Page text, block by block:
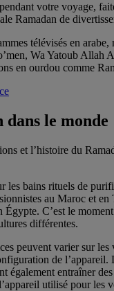
votre voyage,
Ramadan de
télévisés en
Wa Yatoub Allah
en ourdou comme
dans le monde
et l’histoire du
les bains rituels de
au Maroc et en
Égypte. C’est le
différentes.
peuvent varier sur
de l’appareil.
également entraîner
utilisé pour les